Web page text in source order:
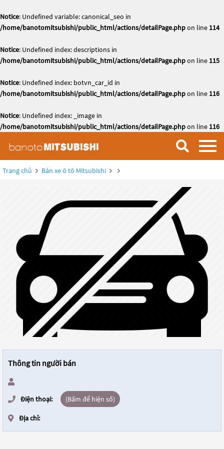
Notice: Undefined variable: canonical_seo in
/home/banotomitsubishi/public_html/actions/detailPage.phpon line 114
Notice: Undefined index: descriptions in
/home/banotomitsubishi/public_html/actions/detailPage.phpon line 115
Notice: Undefined index: botvn_car_id in
/home/banotomitsubishi/public_html/actions/detailPage.phpon line 116
Notice: Undefined index: _image in
/home/banotomitsubishi/public_html/actions/detailPage.phpon line 116
Trang chủ Bán xe ô tô Mitsubishi
Thông tin người bán
Điện thoại: (Bấm để hiện số)
Địa chỉ: